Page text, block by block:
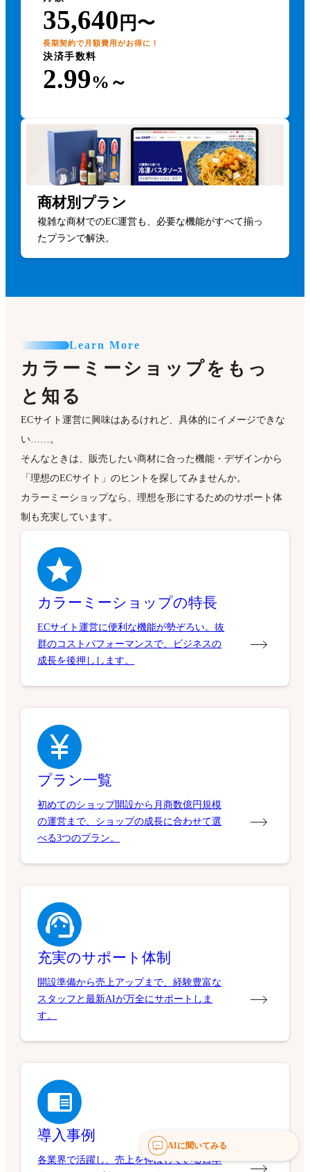
35,640 円〜
長期契約で月額費用がお得に！
決済手数料
2.99%～
商材別プラン
複雑な商材でのEC運営も、必要な機能がすべて揃っ
たプランで解決。
Learn More
カラーミーショップをもっ
と知る
ECサイト運営に興味はあるけれど、具体的にイメージできな
い……。
そんなときは、販売したい商材に合った機能・デザインから
「理想のECサイト」のヒントを探してみませんか。
カラーミーショップなら、理想を形にするためのサポート体
制も充実しています。
カラーミーショップの特長
ECサイト運営に便利な機能が勢ぞろい。抜
群のコストパフォーマンスで、ビジネスの
成長を後押しします。
プラン一覧
初めてのショップ開設から月商数億円規模
の運営まで、ショップの成長に合わせて選
べる3つのプラン。
充実のサポート体制
開設準備から売上アップまで、経験豊富な
スタッフと最新AIが万全にサポートしま
す。
導入事例
各業界で活躍し、売上を伸ばしている日本
AIに聞いてみる